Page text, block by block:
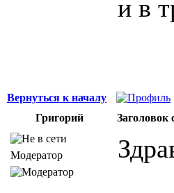
и в
Вернуться к началу
Григорий
Заголовок
Модератор